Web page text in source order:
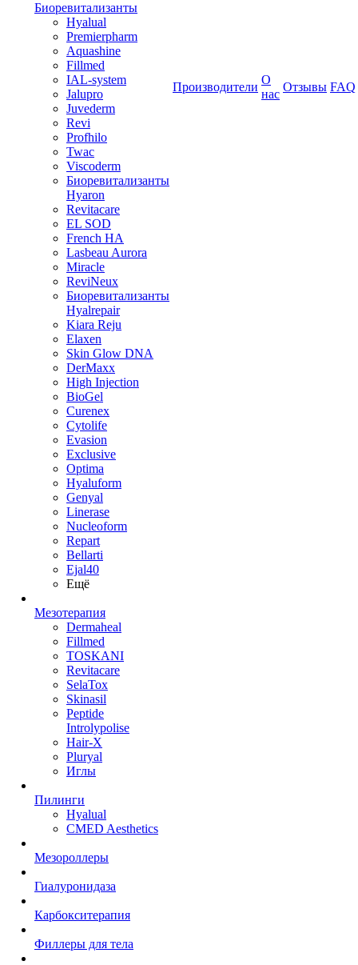
Биоревитализанты
Hyalual
Premierpharm
Aquashine
Fillmed
IAL-system
Jalupro
Juvederm
Revi
Profhilo
Twac
Viscoderm
Биоревитализанты
Hyaron
Revitacare
EL SOD
French HA
Lasbeau Aurora
Miracle
ReviNeux
Биоревитализанты
Hyalrepair
Kiara Reju
Elaxen
Skin Glow DNA
DerMaxx
High Injection
BioGel
Curenex
Cytolife
Evasion
Exclusive
Optima
Hyaluform
Genyal
Linerase
Nucleoform
Repart
Bellarti
Ejal40
Ещё
Мезотерапия
Dermaheal
Fillmed
TOSKANI
Revitacare
SelaTox
Skinasil
Peptide
Introlypolise
Hair-X
Pluryal
Иглы
Пилинги
Hyalual
CMED Aesthetics
Мезороллеры
Гиалуронидаза
Карбокситерапия
Филлеры для тела
Производители
О
нас
Отзывы FAQ